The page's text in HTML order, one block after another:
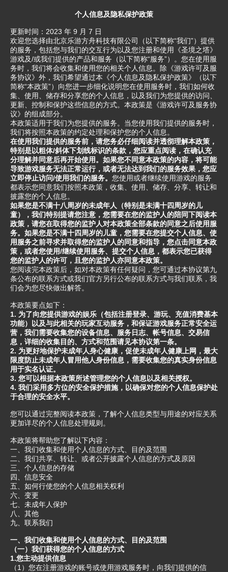
个人信息及隐私保护政策
更新时间：2023 年 9 月 7 日
欢迎您选择由北京乐游方舟科技有限公司（以下简称“我们”）提供
的服务，包括您与我们的交互行为以及您注册和使用《圣境之塔》
游戏及/或我们提供的产品和服务（以下简称“服务”）。您在使用服
务时，我们将会收集和使用您的相关个人信息。除《游戏许可及服
务协议》外，我们希望通过本《个人信息及隐私保护政策》（以下
简称“本政策”）向您进一步细化说明您在使用服务时，我们如何收
集、使用、储存和分享您的个人信息，以及我们为您提供的访问、
更新、控制和保护这些信息的方式。本政策是《游戏许可及服务协
议》的组成部分。
本政策适用于我们为您提供的服务。当您使用我们提供的服务时，
我们将按照本政策的约定处理和保护您的个人信息。
在使用我们提供的服务前，请您务必仔细阅读并透彻理解本政策，
特别是以粗体/斜体下划线标识的条款，您应重点阅读，在确认充
分理解并同意后再开始使用。如果您不同意本政策的内容，将可能
导致游戏服务无法正常运行，或者无法达到我们的服务效果，您应
立即停止访问/使用我们的服务。 您使用或者继续使用游戏的服务
都表示您同意我们按照本政策，收集、使用、储存、分享、转让和
披露您的个人信息。
如果您是不满十八周岁的未成年人（特别是未满十四周岁的儿
童），我们特别提请您注意，您需要在您的监护人的陪同下阅读本
政策，请您在取得您的监护人对本政策全部条款的同意之后使用服
务。如果您是不满十四周岁的儿童，您需要在您提交个人信息、使
用服务之前寻求并取得您的监护人的同意和指导，您点击同意本政
策，或者您使用/继续使用服务、提交个人信息，都表示您已获得
您的监护人的许可，且您的监护人亦同意本政策。
您阅读完本政策后，如对本政策有任何疑问，您可通过本协议第九
条公布的联系方式或我们官方另行公布的联系方式与我们联系，我
们会为您尽快做出解答。
本政策要点如下：
1. 为了向您提供游戏的娱乐（包括注册登录、游玩、充值消费基本
功能）以及与此相关的玩家互动服务，和保证游戏服务正常安全运
营，我们需要收集您的设备信息、服务日志、帐号信息、交易信
息，详细的收集目的、方式和范围请见本协议第一条。
2. 为更好地保护未成年人身心健康，促使未成年人健康上网，最大
限度防止未成年人冒用他人身份信息，需要收集您的真实身份信息
用于实名认证。
3. 您可以根据本政策所述管理您的个人信息以及相关授权。
4. 我们采用多方位的安全保护措施，以确保对您的个人信息保护处
于合理的安全水平。
您可以通过完整阅读本政策，了解个人信息类型与用途的对应关系
更加详尽的个人信息处理规则。
本政策将帮助您了解以下内容：
一、我们收集和使用个人信息的方式、目的及范围
二、我们共享、转让、或者公开披露个人信息的方式及原因
三、个人信息的存储
四、信息安全
五、如何行使您的个人信息相关权利
六、变更
七、未成年人保护
八、其他
九、联系我们
一、我们收集和使用个人信息的方式、目的及范围
（一）我们获得您的个人信息的方式
1.您主动提供信息
（1）您在注册游戏的账号或使用游戏服务时，向我们提供的信